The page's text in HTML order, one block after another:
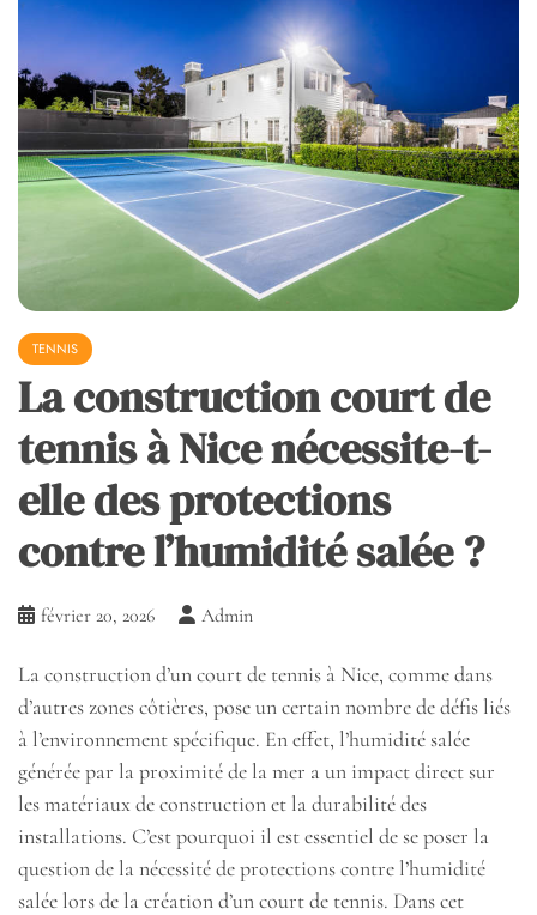
TENNIS
La construction court de
tennis à Nice nécessite-t-
elle des protections
contre l’humidité salée ?
février 20, 2026 Admin
La construction d’un court de tennis à Nice, comme dans
d’autres zones côtières, pose un certain nombre de défis liés
à l’environnement spécifique. En effet, l’humidité salée
générée par la proximité de la mer a un impact direct sur
les matériaux de construction et la durabilité des
installations. C’est pourquoi il est essentiel de se poser la
question de la nécessité de protections contre l’humidité
salée lors de la création d’un court de tennis. Dans cet